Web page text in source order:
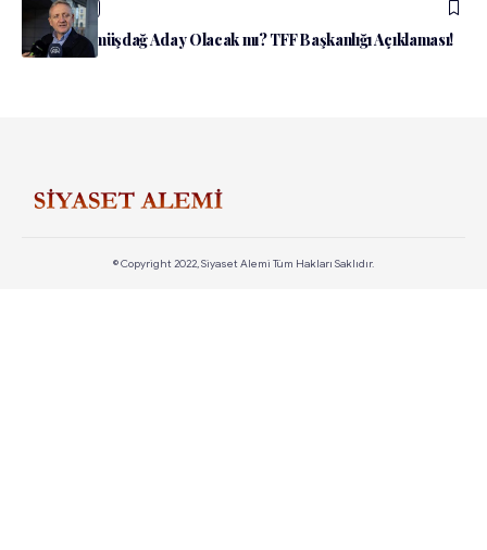
admin Spor
Göksel Gümüşdağ Aday Olacak mı? TFF Başkanlığı Açıklaması!
© Copyright 2022, Siyaset Alemi Tüm Hakları Saklıdır.